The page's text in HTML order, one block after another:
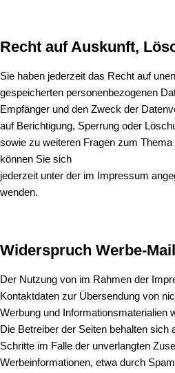
Recht auf Auskunft,
Sie haben jederzeit das Recht auf
gespeicherten personenbezogenen
Empfänger und den Zweck der
auf Berichtigung, Sperrung oder
sowie zu weiteren Fragen zum
können Sie sich
jederzeit unter der im Impressum
wenden.
Widerspruch Werbe-
Der Nutzung von im Rahmen der
Kontaktdaten zur Übersendung von
Werbung und Informationsmaterialien
Die Betreiber der Seiten behalten sich
Schritte im Falle der unverlangten
Werbeinformationen, etwa durch